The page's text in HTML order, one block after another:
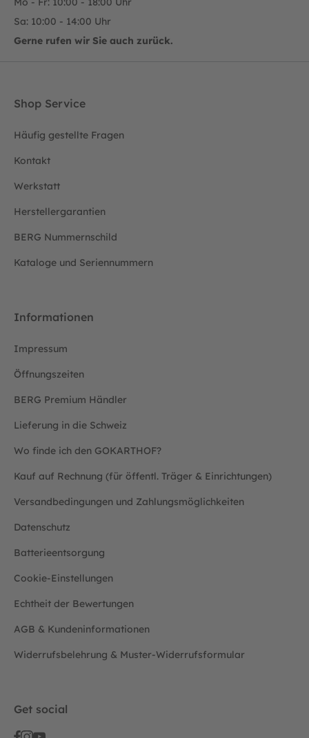
Sa: 10:00 - 14:00 Uhr
Gerne rufen wir Sie auch zurück.
Shop Service
Häufig gestellte Fragen
Kontakt
Werkstatt
Herstellergarantien
BERG Nummernschild
Kataloge und Seriennummern
Informationen
Impressum
Öffnungszeiten
BERG Premium Händler
Lieferung in die Schweiz
Wo finde ich den GOKARTHOF?
Kauf auf Rechnung (für öffentl. Träger & Einrichtungen)
Versandbedingungen und Zahlungsmöglichkeiten
Datenschutz
Batterieentsorgung
Cookie-Einstellungen
Echtheit der Bewertungen
AGB & Kundeninformationen
Widerrufsbelehrung & Muster-Widerrufsformular
Get social